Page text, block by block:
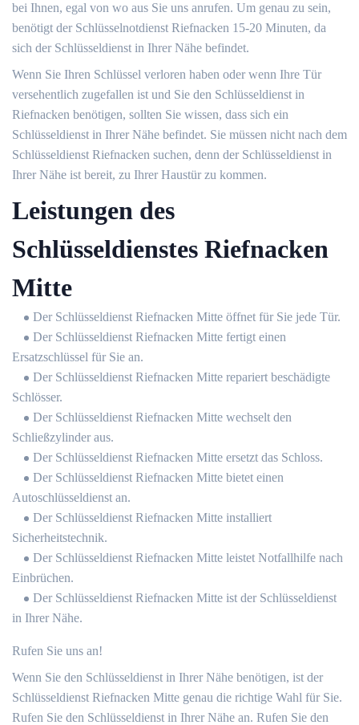
bei Ihnen, egal von wo aus Sie uns anrufen. Um genau zu sein,
benötigt der Schlüsselnotdienst Riefnacken 15-20 Minuten, da
sich der Schlüsseldienst in Ihrer Nähe befindet.
Wenn Sie Ihren Schlüssel verloren haben oder wenn Ihre Tür
versehentlich zugefallen ist und Sie den Schlüsseldienst in
Riefnacken benötigen, sollten Sie wissen, dass sich ein
Schlüsseldienst in Ihrer Nähe befindet. Sie müssen nicht nach dem
Schlüsseldienst Riefnacken suchen, denn der Schlüsseldienst in
Ihrer Nähe ist bereit, zu Ihrer Haustür zu kommen.
Leistungen des
Schlüsseldienstes Riefnacken
Mitte
Der Schlüsseldienst Riefnacken Mitte öffnet für Sie jede Tür.
Der Schlüsseldienst Riefnacken Mitte fertigt einen
Ersatzschlüssel für Sie an.
Der Schlüsseldienst Riefnacken Mitte repariert beschädigte
Schlösser.
Der Schlüsseldienst Riefnacken Mitte wechselt den
Schließzylinder aus.
Der Schlüsseldienst Riefnacken Mitte ersetzt das Schloss.
Der Schlüsseldienst Riefnacken Mitte bietet einen
Autoschlüsseldienst an.
Der Schlüsseldienst Riefnacken Mitte installiert
Sicherheitstechnik.
Der Schlüsseldienst Riefnacken Mitte leistet Notfallhilfe nach
Einbrüchen.
Der Schlüsseldienst Riefnacken Mitte ist der Schlüsseldienst
in Ihrer Nähe.
Rufen Sie uns an!
Wenn Sie den Schlüsseldienst in Ihrer Nähe benötigen, ist der
Schlüsseldienst Riefnacken Mitte genau die richtige Wahl für Sie.
Rufen Sie den Schlüsseldienst in Ihrer Nähe an. Rufen Sie den